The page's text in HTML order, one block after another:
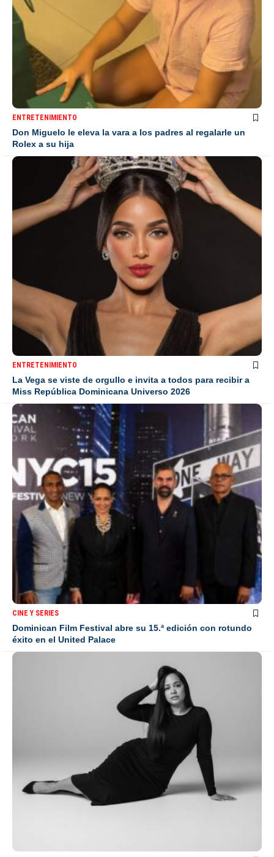
ENTRETENIMIENTO
Don Miguelo le eleva la vara a los padres al regalarle un
Rolex a su hija
ENTRETENIMIENTO
La Vega se viste de orgullo e invita a todos para recibir a
Miss República Dominicana Universo 2026
CINE Y SERIES
Dominican Film Festival abre su 15.ª edición con rotundo
éxito en el United Palace